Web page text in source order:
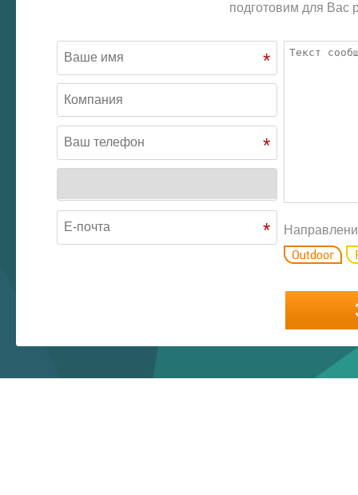
подготовим для Вас
*
*
*